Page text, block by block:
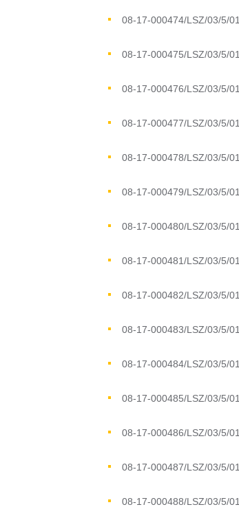
08-17-000474/LSZ/03/5/01
08-17-000475/LSZ/03/5/01
08-17-000476/LSZ/03/5/01
08-17-000477/LSZ/03/5/01
08-17-000478/LSZ/03/5/01
08-17-000479/LSZ/03/5/01
08-17-000480/LSZ/03/5/01
08-17-000481/LSZ/03/5/01
08-17-000482/LSZ/03/5/01
08-17-000483/LSZ/03/5/01
08-17-000484/LSZ/03/5/01
08-17-000485/LSZ/03/5/01
08-17-000486/LSZ/03/5/01
08-17-000487/LSZ/03/5/01
08-17-000488/LSZ/03/5/01